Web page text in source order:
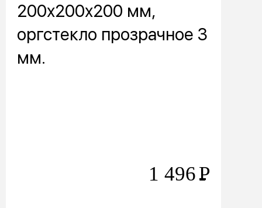
200х200х200 мм,
оргстекло прозрачное 3
мм.
1 496Р